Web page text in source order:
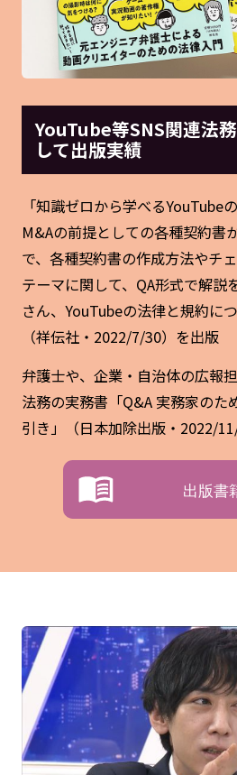
YouTube等SNS関連法
して出版実績
「知識ゼロから学べるYouTube
M&Aの前提としての各種契約書
で、各種契約書の作成方法やチ
テーマに関して、QA形式で解説
さん、YouTubeの法律と規約に
（祥伝社・2022/7/30）を出版
弁護士や、企業・自治体の広報
法務の実務書「Q&A 実務家のた
引き」（日本加除出版・2022/
出版書